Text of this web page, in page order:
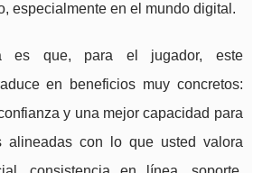
especialmente en el mundo digital.
es que, para el jugador, este
en beneficios muy concretos:
y una mejor capacidad para
alineadas con lo que usted valora